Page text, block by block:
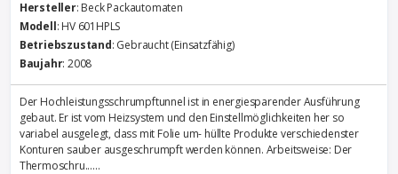
Hersteller: Beck Packautomaten
Modell: HV 601HPLS
Betriebszustand: Gebraucht (Einsatzfähig)
Baujahr: 2008
Der Hochleistungsschrumpftunnel ist in energiesparender Ausführung
gebaut. Er ist vom Heizsystem und den Einstellmöglichkeiten her so
variabel ausgelegt, dass mit Folie um- hüllte Produkte verschiedenster
Konturen sauber ausgeschrumpft werden können. Arbeitsweise: Der
Thermoschru......